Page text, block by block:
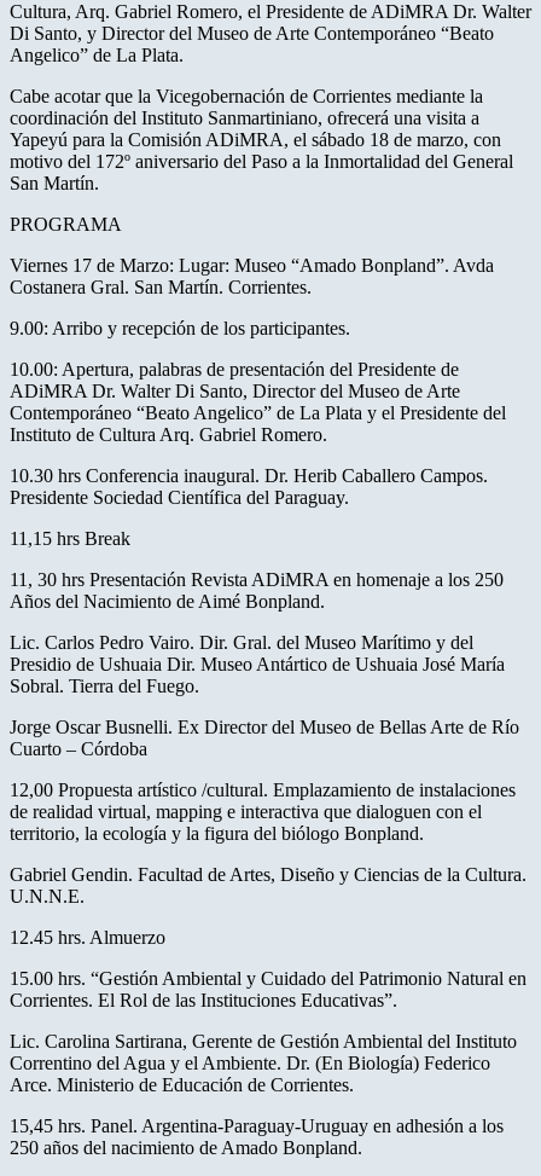
Cultura, Arq. Gabriel Romero, el Presidente de ADiMRA Dr. Walter
Di Santo, y Director del Museo de Arte Contemporáneo “Beato
Angelico” de La Plata.
Cabe acotar que la Vicegobernación de Corrientes mediante la
coordinación del Instituto Sanmartiniano, ofrecerá una visita a
Yapeyú para la Comisión ADiMRA, el sábado 18 de marzo, con
motivo del 172º aniversario del Paso a la Inmortalidad del General
San Martín.
PROGRAMA
Viernes 17 de Marzo: Lugar: Museo “Amado Bonpland”. Avda
Costanera Gral. San Martín. Corrientes.
9.00: Arribo y recepción de los participantes.
10.00: Apertura, palabras de presentación del Presidente de
ADiMRA Dr. Walter Di Santo, Director del Museo de Arte
Contemporáneo “Beato Angelico” de La Plata y el Presidente del
Instituto de Cultura Arq. Gabriel Romero.
10.30 hrs Conferencia inaugural. Dr. Herib Caballero Campos.
Presidente Sociedad Científica del Paraguay.
11,15 hrs Break
11, 30 hrs Presentación Revista ADiMRA en homenaje a los 250
Años del Nacimiento de Aimé Bonpland.
Lic. Carlos Pedro Vairo. Dir. Gral. del Museo Marítimo y del
Presidio de Ushuaia Dir. Museo Antártico de Ushuaia José María
Sobral. Tierra del Fuego.
Jorge Oscar Busnelli. Ex Director del Museo de Bellas Arte de Río
Cuarto – Córdoba
12,00 Propuesta artístico /cultural. Emplazamiento de instalaciones
de realidad virtual, mapping e interactiva que dialoguen con el
territorio, la ecología y la figura del biólogo Bonpland.
Gabriel Gendin. Facultad de Artes, Diseño y Ciencias de la Cultura.
U.N.N.E.
12.45 hrs. Almuerzo
15.00 hrs. “Gestión Ambiental y Cuidado del Patrimonio Natural en
Corrientes. El Rol de las Instituciones Educativas”.
Lic. Carolina Sartirana, Gerente de Gestión Ambiental del Instituto
Correntino del Agua y el Ambiente. Dr. (En Biología) Federico
Arce. Ministerio de Educación de Corrientes.
15,45 hrs. Panel. Argentina-Paraguay-Uruguay en adhesión a los
250 años del nacimiento de Amado Bonpland.